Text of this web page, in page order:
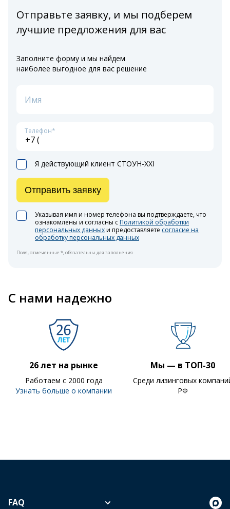
Отправьте заявку, и мы подберем
лучшие предложения для вас
Заполните форму и мы найдем
наиболее выгодное для вас решение
Имя
Телефон*
Я действующий клиент СТОУН-XXI
Указывая имя и номер телефона вы подтверждаете, что
ознакомлены и согласны с Политикой обработки
персональных данныхи предоставляете согласие на
обработку персональных данных
Отправить заявку
Поля, отмеченные *, обязательны для заполнения
С нами надежно
26 лет на рынке
Работаем с 2000 года
Узнать больше о компании
Мы — в ТОП-30
Среди лизинговых
РФ
FAQ